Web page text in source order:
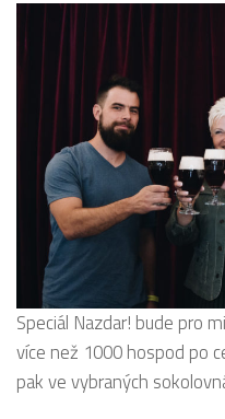
Speciál Nazdar! bude pro
více než 1000 hospod po
pak ve vybraných